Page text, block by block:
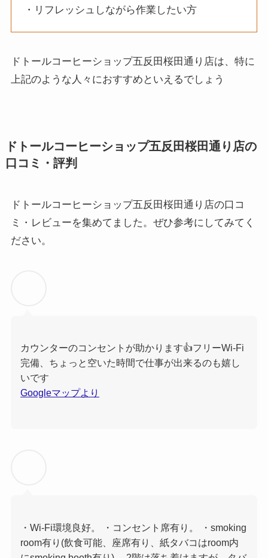
・リフレッシュしながら作業したい方
ドトールコーヒーショップ五反田桜田通り店は、特に
上記のような人々におすすめといえるでしょう
ドトールコーヒーショップ五反田桜田通り店の
口コミ・評判
ドトールコーヒーショップ五反田桜田通り店の口コ
ミ・レビューを集めてました。ぜひ参考にしてみてく
ださい。
カウンターのコンセントが助かります👍フリーWi-Fi
完備、ちょっと空いた時間で仕事が出来るのも嬉し
いです
Googleマップより
・Wi-Fi環境良好。 ・コンセント席有り。 ・smoking
room有り(飲食可能、座席有り、紙タバコはroom内